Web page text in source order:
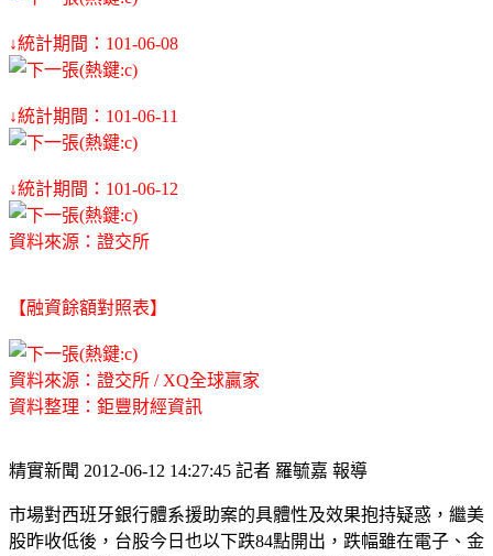
↓統計期間：101-06-08
↓統計期間：101-06-11
↓統計期間：101-06-12
資料來源：證交所
【融資餘額對照表】
資料來源：證交所 / XQ全球贏家
資料整理：鉅豐財經資訊
精實新聞 2012-06-12 14:27:45 記者 羅毓嘉 報導
市場對西班牙銀行體系援助案的具體性及效果抱持疑惑，繼美
股昨收低後，台股今日也以下跌84點開出，跌幅雖在電子、金